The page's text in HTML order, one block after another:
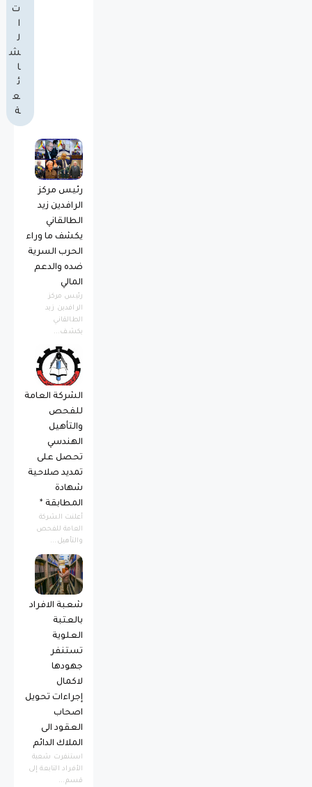
ت
ا
ل
ش
ا
ئ
ع
ة
رئيس مركز
الرافدين زيد
الطالقاني
يكشف ما وراء
الحرب السرية
ضده والدعم
المالي
رئيس مركز
الرافدين زيد
الطالقاني
يكشف...
الشركة العامة
للفحص
والتأهيل
الهندسي
تحصل على
تمديد صلاحية
شهادة
المطابقة *
أعلنت الشركة
العامة للفحص
والتأهيل...
شعبة الافراد
بالعتبة
العلوية
تستنفر
جهودها
لاكمال
إجراءات تحويل
اصحاب
العقود الى
الملاك الدائم
استنفرت شعبة
الأفراد التابعة إلى
قسم...